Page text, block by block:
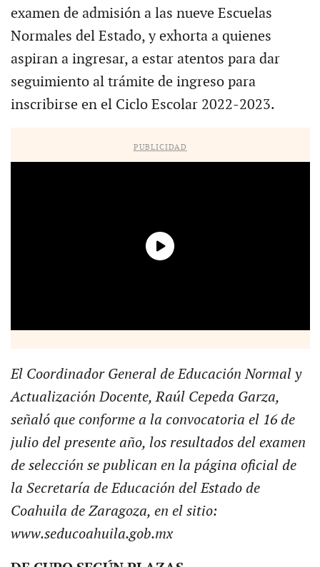
examen de admisión a las nueve Escuelas
Normales del Estado, y exhorta a quienes
aspiran a ingresar, a estar atentos para dar
seguimiento al trámite de ingreso para
inscribirse en el Ciclo Escolar 2022-2023.
PUBLICIDAD
El Coordinador General de Educación Normal y
Actualización Docente, Raúl Cepeda Garza,
señaló que conforme a la convocatoria el 16 de
julio del presente año, los resultados del examen
de selección se publican en la página oficial de
la Secretaría de Educación del Estado de
Coahuila de Zaragoza, en el sitio:
www.seducoahuila.gob.mx